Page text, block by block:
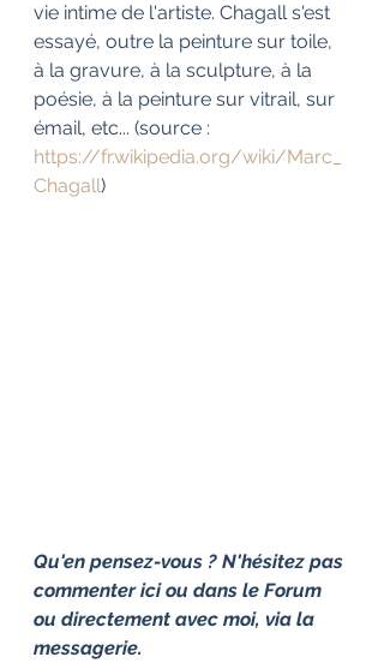
vie intime de l'artiste. Chagall s'est
essayé, outre la peinture sur toile,
à la gravure, à la sculpture, à la
poésie, à la peinture sur vitrail, sur
émail, etc... (source :
https://fr.wikipedia.org/wiki/Marc_
Chagall)
Qu'en pensez-vous ? N'hésitez pas
commenter ici ou dans le Forum
ou directement avec moi, via la
messagerie.